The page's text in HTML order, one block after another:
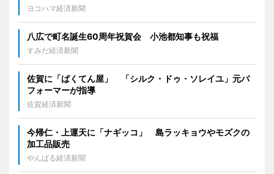
ヨコハマ経済新聞
八広で町名誕生60周年祝賀会 小池都知事も祝福
すみだ経済新聞
佐賀に「ばくてん屋」 「シルク・ドゥ・ソレイユ」元パ
フォーマーが指導
佐賀経済新聞
今帰仁・上運天に「ナギッコ」 島ラッキョウやモズクの
加工品販売
やんばる経済新聞